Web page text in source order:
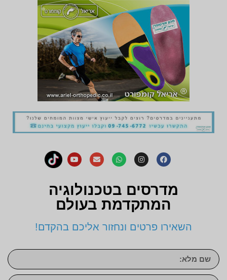
מדרסים בטכנולוגיה
המתקדמת בעולם
השאירו פרטים ונחזור אליכם בהקדם!